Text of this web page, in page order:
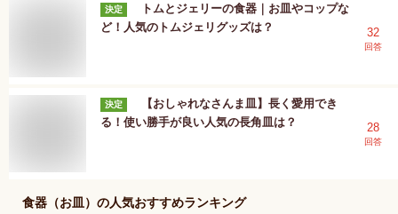
決定
トムとジェリーの食器｜お皿やコップな
ど！人気のトムジェリグッズは？
32
回答
決定
【おしゃれなさんま皿】長く愛用でき
る！使い勝手が良い人気の長角皿は？
28
回答
食器（お皿） の人気おすすめランキング